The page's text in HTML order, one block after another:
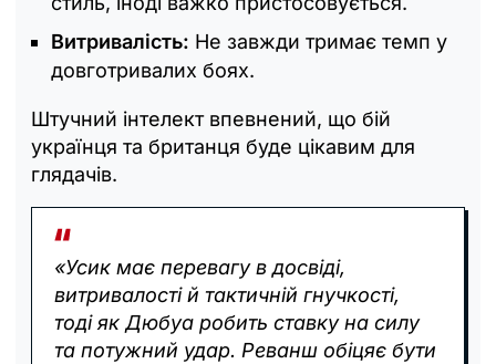
Витривалість: Не завжди тримає темп у
довготривалих боях.
Штучний інтелект впевнений, що бій
українця та британця буде цікавим для
глядачів.
«Усик має перевагу в досвіді,
витривалості й тактичній гнучкості,
тоді як Дюбуа робить ставку на силу
та потужний удар. Реванш обіцяє бути